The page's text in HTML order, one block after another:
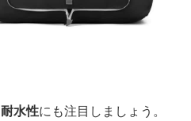
耐水性にも注目しましょう。